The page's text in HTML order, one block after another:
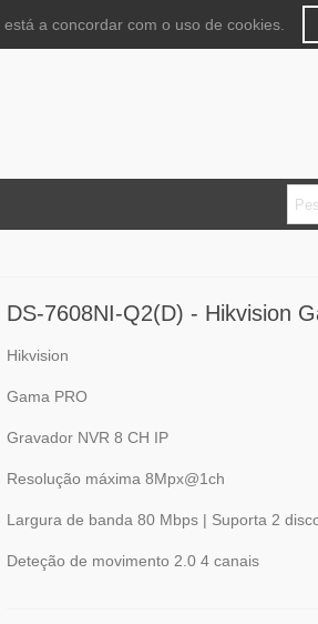
DS-7608NI-Q2(D) - Hikvision
Hikvision
Gama PRO
Gravador NVR 8 CH IP
Resolução máxima 8Mpx@1ch
Largura de banda 80 Mbps | Suporta 2
Deteção de movimento 2.0 4 canais
a concordar com o uso de cookies.